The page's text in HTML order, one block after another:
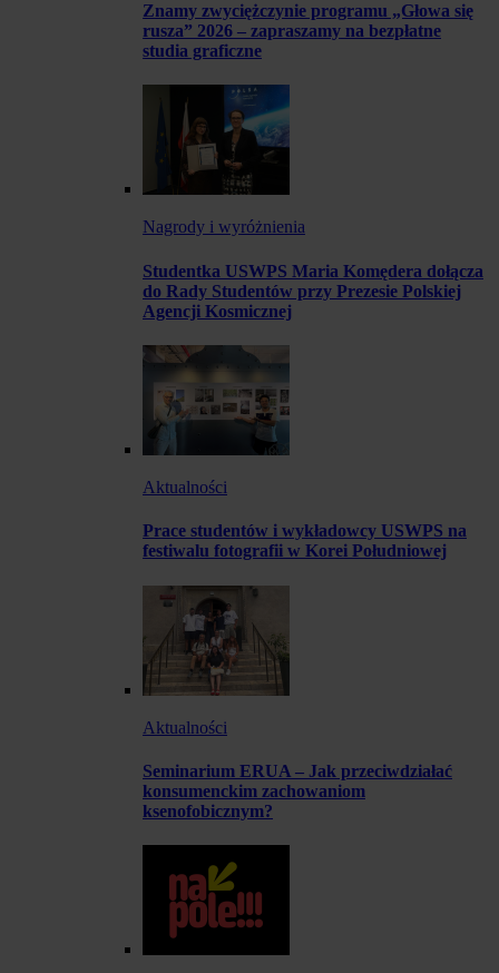
Znamy zwyciężczynie programu „Głowa się
rusza” 2026 – zapraszamy na bezpłatne
studia graficzne
Nagrody i wyróżnienia
Studentka USWPS Maria Komędera dołącza
do Rady Studentów przy Prezesie Polskiej
Agencji Kosmicznej
Aktualności
Prace studentów i wykładowcy USWPS na
festiwalu fotografii w Korei Południowej
Aktualności
Seminarium ERUA – Jak przeciwdziałać
konsumenckim zachowaniom
ksenofobicznym?